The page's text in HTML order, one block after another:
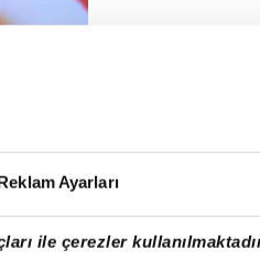
Ayarları
ile çerezler